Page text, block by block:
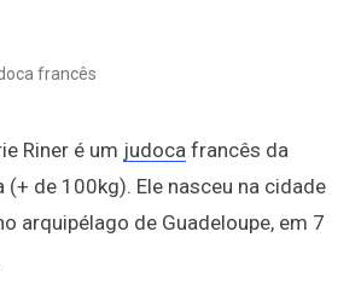
francês
Riner é um judoca francês da
(+ de 100kg). Ele nasceu na cidade
arquipélago de Guadeloupe, em 7